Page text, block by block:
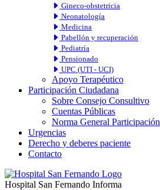
Gineco-obstetricia
Neonatología
Medicina
Pabellón y recuperación
Pediatría
Pensionado
UPC (UTI - UCI)
Apoyo Terapéutico
Participación Ciudadana
Sobre Consejo Consultivo
Cuentas Públicas
Norma General Participación
Urgencias
Derecho y deberes paciente
Contacto
Hospital San Fernando Informa